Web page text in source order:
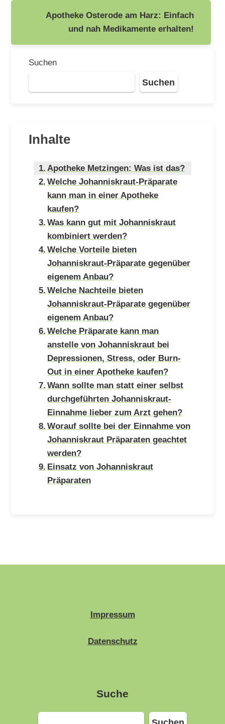
Apotheke Osterode am Harz: Einfach
und nah Medikamente erhalten!
Suchen
Suchen
Inhalte
Apotheke Metzingen: Was ist das?
Welche Johanniskraut-Präparate
kann man in einer Apotheke
kaufen?
Was kann gut mit Johanniskraut
kombiniert werden?
Welche Vorteile bieten
Johanniskraut-Präparate gegenüber
eigenem Anbau?
Welche Nachteile bieten
Johanniskraut-Präparate gegenüber
eigenem Anbau?
Welche Präparate kann man
anstelle von Johanniskraut bei
Depressionen, Stress, oder Burn-
Out in einer Apotheke kaufen?
Wann sollte man statt einer selbst
durchgeführten Johanniskraut-
Einnahme lieber zum Arzt gehen?
Worauf sollte bei der Einnahme von
Johanniskraut Präparaten geachtet
werden?
Einsatz von Johanniskraut
Präparaten
Impressum
Datenschutz
Suche
Suchen